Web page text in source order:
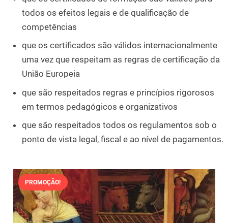
todos os efeitos legais e de qualificação de
competências
que os certificados são válidos internacionalmente
uma vez que respeitam as regras de certificação da
União Europeia
que são respeitados regras e princípios rigorosos
em termos pedagógicos e organizativos
que são respeitados todos os regulamentos sob o
ponto de vista legal, fiscal e ao nível de pagamentos.
PROMOÇÃO!